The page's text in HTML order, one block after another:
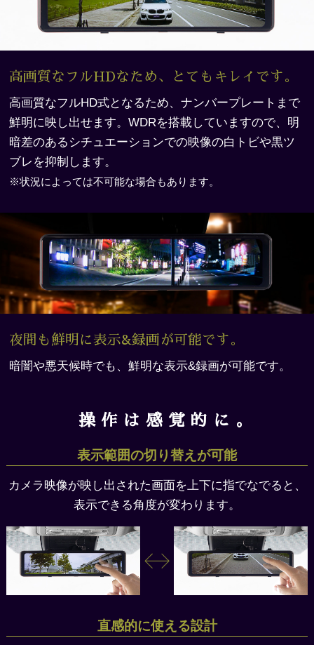
高画質なフルHDなため、とてもキレイです。
高画質なフルHD式となるため、ナンバープレートまで
鮮明に映し出せます。WDRを搭載していますので、 明
暗差のあるシチュエーションでの映像の白トビや黒ツ
ブレを抑制します。
※状況によっては不可能な場合もあります。
夜間も鮮明に表示&録画が可能です。
暗闇や悪天候時でも、鮮明な表示&録画が可能です。
操作は感覚的に。
表示範囲の切り替えが可能
カメラ映像が映し出された画面を上下に指でなでると、
表示できる角度が変わります。
直感的に使える設計